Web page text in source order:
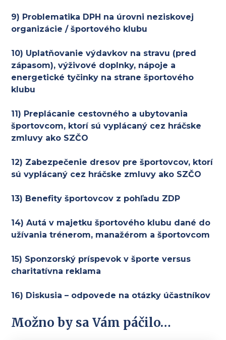
9) Problematika DPH na úrovni neziskovej
organizácie / športového klubu
10) Uplatňovanie výdavkov na stravu (pred
zápasom), výživové doplnky, nápoje a
energetické tyčinky na strane športového
klubu
11) Preplácanie cestovného a ubytovania
športovcom, ktorí sú vyplácaný cez hráčske
zmluvy ako SZČO
12) Zabezpečenie dresov pre športovcov, ktorí
sú vyplácaný cez hráčske zmluvy ako SZČO
13) Benefity športovcov z pohľadu ZDP
14) Autá v majetku športového klubu dané do
užívania trénerom, manažérom a športovcom
15) Sponzorský príspevok v športe versus
charitatívna reklama
16) Diskusia – odpovede na otázky účastníkov
Možno by sa Vám páčilo…